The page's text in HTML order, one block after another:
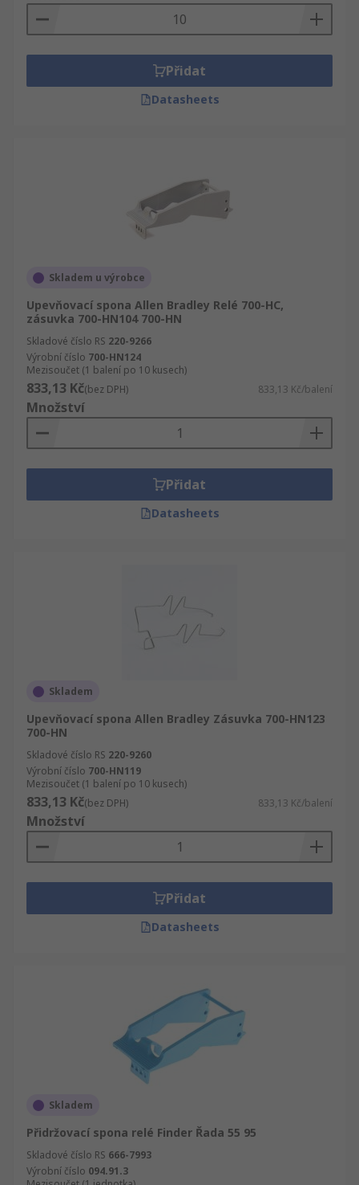
Přidat
Datasheets
Skladem u výrobce
Upevňovací spona Allen Bradley Relé 700-HC,
zásuvka 700-HN104 700-HN
Skladové číslo RS 220-9266
Výrobní číslo 700-HN124
Mezisoučet (1 balení po 10 kusech)
833,13 Kč(bez DPH) 833,13 Kč/balení
Množství
Přidat
Datasheets
Skladem
Upevňovací spona Allen Bradley Zásuvka 700-HN123
700-HN
Skladové číslo RS 220-9260
Výrobní číslo 700-HN119
Mezisoučet (1 balení po 10 kusech)
833,13 Kč(bez DPH) 833,13 Kč/balení
Množství
Přidat
Datasheets
Skladem
Přidržovací spona relé Finder Řada 55 95
Skladové číslo RS 666-7993
Výrobní číslo 094.91.3